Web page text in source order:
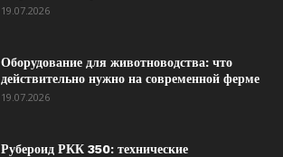
19.07.2026
Оборудование для животноводства: что
действительно нужно на современной ферме
19.07.2026
Рубероид РКК 350: технические